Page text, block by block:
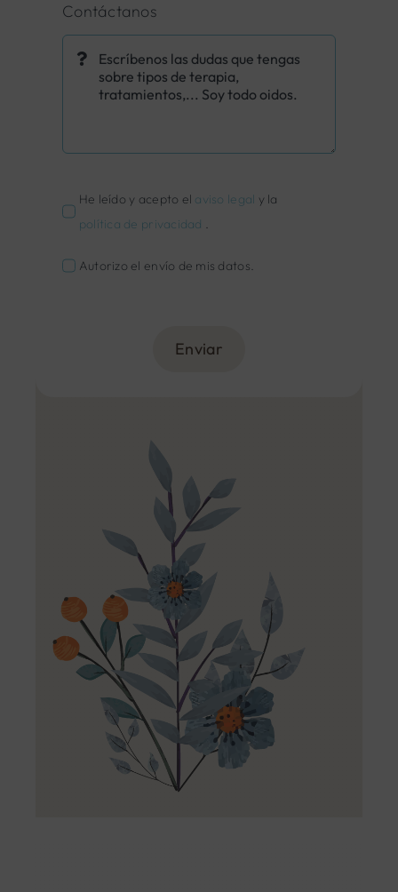
Contáctanos
He leído y acepto el aviso legal y la
política de privacidad .
Autorizo el envío de mis datos.
Enviar